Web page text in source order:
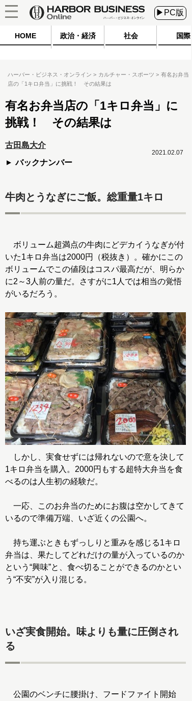
▶PC版
HOME 政治・経済 社会 国際
ハーバー・ビジネス・オンライン カルチャー・スポーツ
有名お弁当
店の「1キロ弁当」に挑戦！ その結果は
有名お弁当店の「1キロ弁当」に
挑戦！ その結果は
古田島大介
バックナンバー
2021.02.07
牛肉とうなぎにご飯。総重量1キロ
ボリューム超満点の牛肉にどデカイうなぎが付
いた1キロ弁当は2000円（税抜き）。確かにこの
ボリュームでこの値段はコスパ最高だが、明らか
に2～3人前の量だ。さすがに1人では相当の覚悟
がいるだろう。
しかし、実食せずには帰れないので意を決して
1キロ弁当を購入。2000円もする超特大弁当を食
べるのは人生初の経験だ。
一応、このお弁当のためにお腹は空かしてきて
いるので準備万端、いざ近くの公園へ。
持ち運ぶときもずっしりと重みを感じる1キロ
弁当は、果たしてどれだけの量が入っているのか
という“興味”と、食べ切ることができるのかとい
う“不安”が入り混じる。
いざ実食開始。味よりも量に圧倒され
る
公園のベンチに腰掛け、フードファイト開始